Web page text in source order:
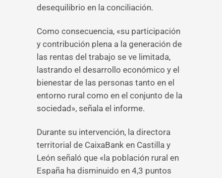
desequilibrio en la conciliación.
Como consecuencia, «su participación
y contribución plena a la generación de
las rentas del trabajo se ve limitada,
lastrando el desarrollo económico y el
bienestar de las personas tanto en el
entorno rural como en el conjunto de la
sociedad», señala el informe.
Durante su intervención, la directora
territorial de CaixaBank en Castilla y
León señaló que «la población rural en
España ha disminuido en 4,3 puntos